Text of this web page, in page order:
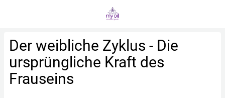
Der weibliche Zyklus - Die
ursprüngliche Kraft des
Frauseins